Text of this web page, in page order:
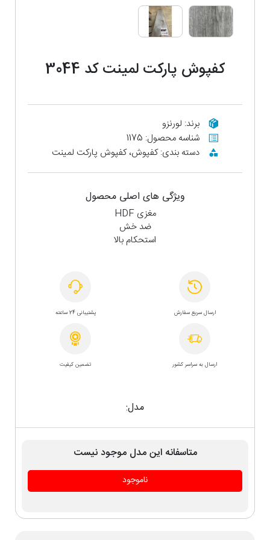
کفپوش پارکت لمینت کد 3044
برند: لورنزو
شناسه محصول: 1175
دسته بندی: کفپوش، کفپوش پارکت لمینت
ویژگی های اصلی محصول
مغزی HDF
ضد خش
استحکام بالا
ارسال سریع سفارش پشتیبانی 24 ساعته
ارسال به سراسر کشور تضمین کیفیت
مدل:
متاسفانه این مدل موجود نیست
ناموجود